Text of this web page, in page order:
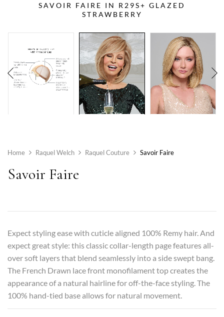
SAVOIR FAIRE IN R29S+ GLAZED
STRAWBERRY
Home Raquel Welch Raquel Couture Savoir Faire
Savoir Faire
Expect styling ease with cuticle aligned 100% Remy hair. And
expect great style: this classic collar-length page features all-
over soft layers that blend seamlessly into a side swept bang.
The French Drawn lace front monofilament top creates the
appearance of a natural hairline for off-the-face styling. The
100% hand-tied base allows for natural movement.